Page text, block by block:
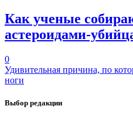
Как ученые
астероидами-
0
Удивительная причина, по
ноги
Выбор редакции